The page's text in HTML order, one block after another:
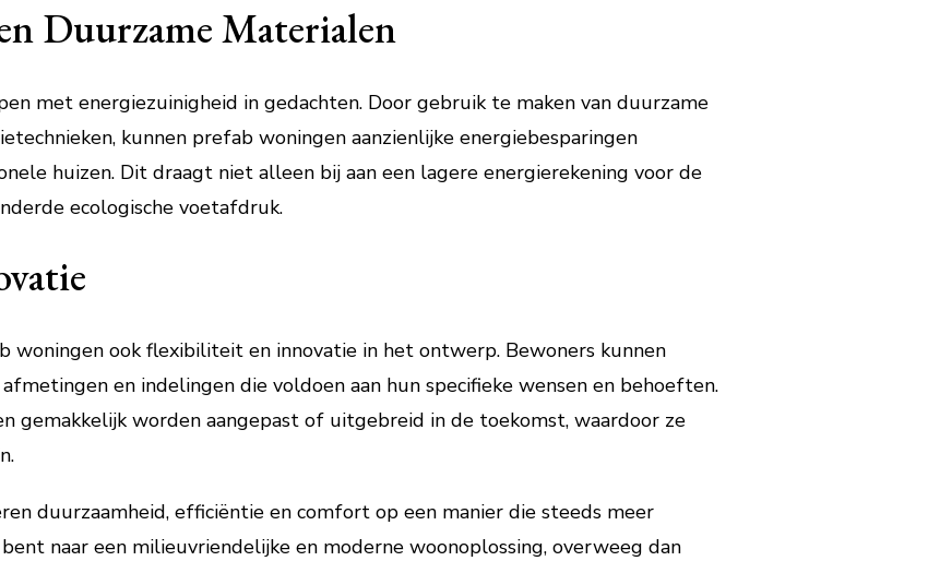
Duurzame Materialen
met energiezuinigheid in gedachten. Door gebruik te maken van duurzame
kunnen prefab woningen aanzienlijke energiebesparingen
huizen. Dit draagt niet alleen bij aan een lagere energierekening voor de
ecologische voetafdruk.
woningen ook flexibiliteit en innovatie in het ontwerp. Bewoners kunnen
en indelingen die voldoen aan hun specifieke wensen en behoeften.
gemakkelijk worden aangepast of uitgebreid in de toekomst, waardoor ze
duurzaamheid, efficiëntie en comfort op een manier die steeds meer
naar een milieuvriendelijke en moderne woonoplossing, overweeg dan